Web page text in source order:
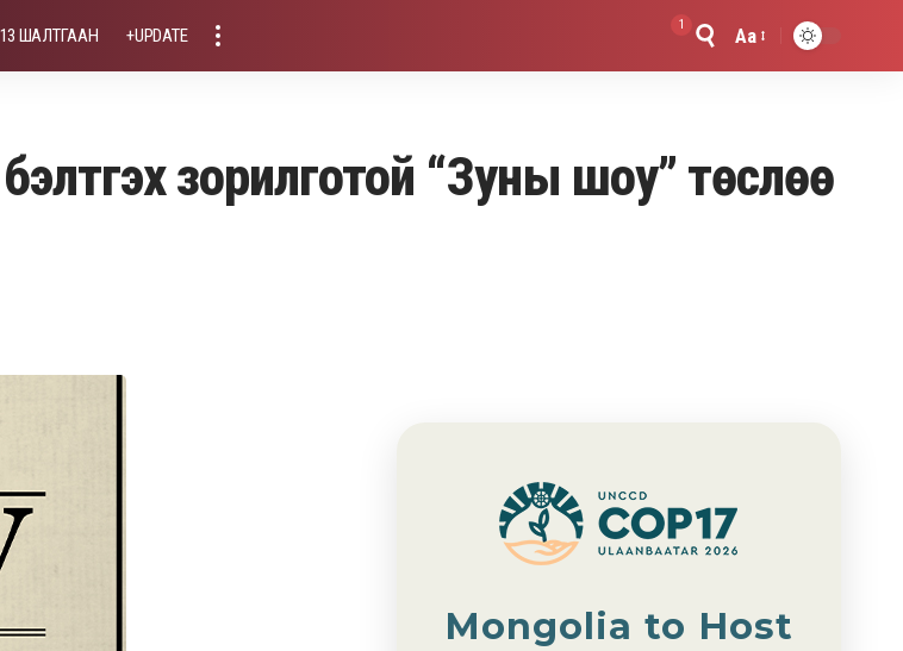
13 ШАЛТГААН +UPDATE
1
Font
Aa
бэлтгэх зорилготой “Зуны шоу” төслөө
Mongolia to Host